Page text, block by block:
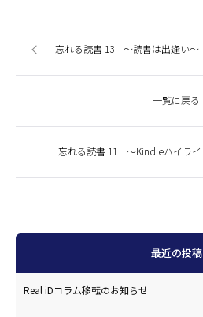
忘れる読書 13 〜読書は出逢い〜
一覧に戻る
最近の投稿
Real iDコラム移転のお知らせ